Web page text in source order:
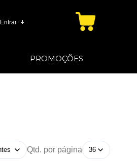
Entrar
PROMOÇÕES
Qtd. por página